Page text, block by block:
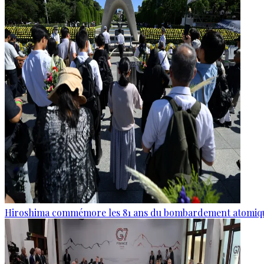
Hiroshima commémore les 81 ans du bombardement